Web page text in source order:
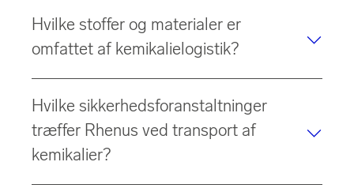
Hvilke stoffer og materialer er
omfattet af kemikalielogistik?
farlige stoffer,kemiske råvarer,færdigvarer,
mellemprodukterog specialkemikalier. Der kan være
syrer, baser, opløsningsmidler, smøremidler,
plastmaterialer, maling og lak eller farmaceutiske
Hvilke sikkerhedsforanstaltninger
træffer Rhenus ved transport af
kemikalier?